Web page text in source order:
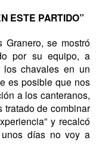
ESTE PARTIDO”
Granero, se mostró
por su equipo, a
chavales en un
es posible que nos
a los canteranos,
tratado de combinar
y recalcó
días no voy a